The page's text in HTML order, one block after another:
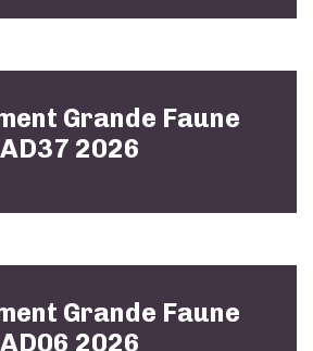
Grande Faune
AD37 2026
Grande Faune
AD06 2026